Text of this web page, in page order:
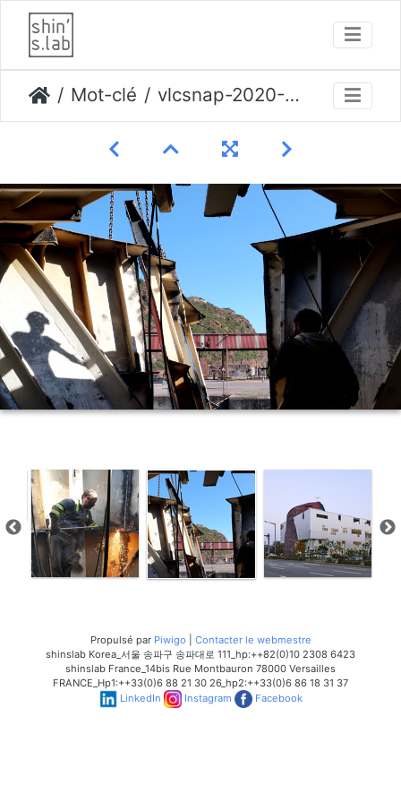
Mot-clé vlcsnap-2020-10-23-16h56m38s731 opti
Propulsé par Piwigo
Contacter le webmestre
shinslab Korea_서울 송파구 송파대로 111_hp:++82(0)10 2308 6423
shinslab France_14bis Rue Montbauron 78000 Versailles
FRANCE_Hp1:++33(0)6 88 21 30 26_hp2:++33(0)6 86 18 31 37
LinkedIn
Instagram Facebook